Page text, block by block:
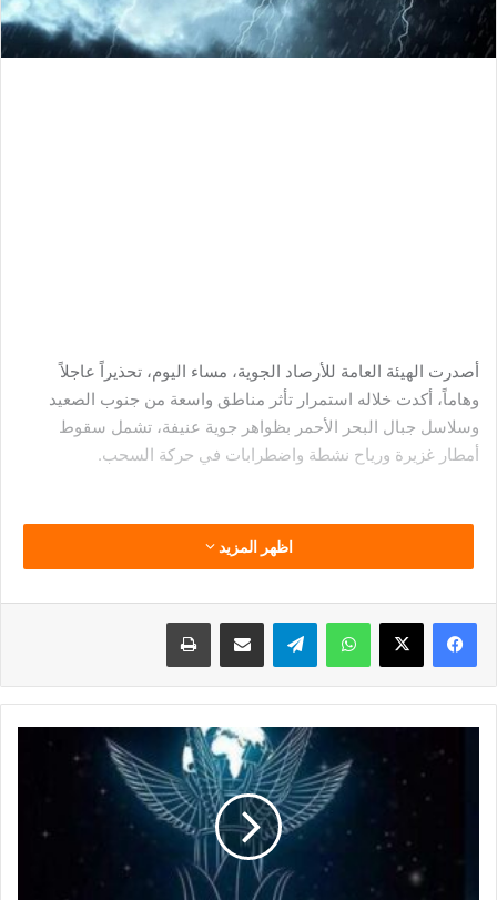
أصدرت الهيئة العامة للأرصاد الجوية، مساء اليوم، تحذيراً عاجلاً
وهاماً، أكدت خلاله استمرار تأثر مناطق واسعة من جنوب الصعيد
وسلاسل جبال البحر الأحمر بظواهر جوية عنيفة، تشمل سقوط
أمطار غزيرة ورياح نشطة واضطرابات في حركة السحب.
وأوضحت الهيئة أن أحدث صور الأقمار الصناعية تشير إلى توسع
الوجه البحري وسيناء خلال الساعات المقبلة، مع توقعات باستمرار
حالة عدم الاستقرار على فترات متقطعة.
ودعت الأرصاد المواطنين إلى توخي الحذر وتجنب الاقتراب من
مجاري السيول والمناطق المنخفضة، مؤكدة أنها تتابع تطورات
الحالة أولاً بأول وستصدر تحديثات جديدة عند الضرورة.
اظهر المزيد
فيسبوك ‫X واتساب تيلقرام مشاركة عبر البريد طباعة